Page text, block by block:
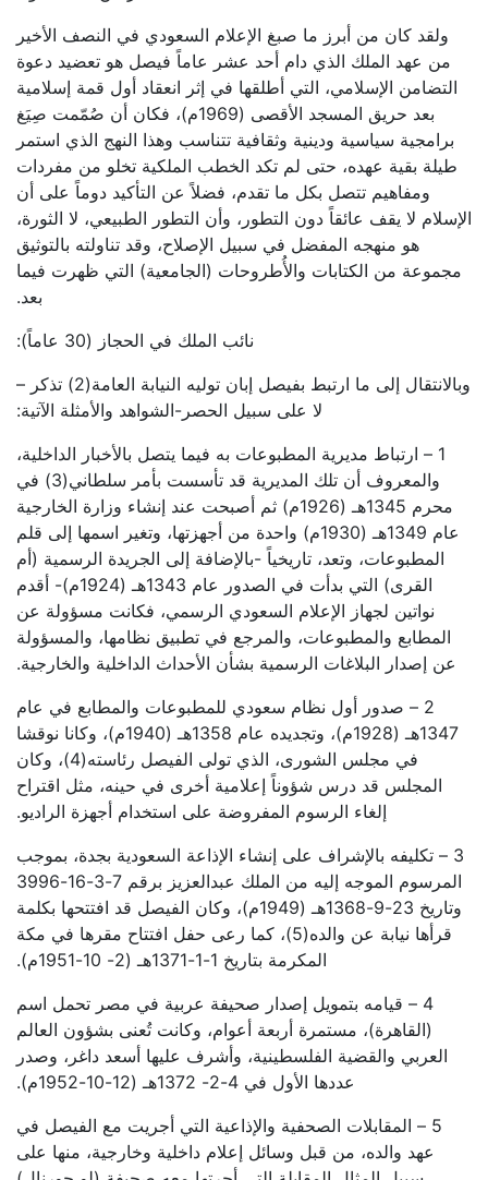
ولقد كان من أبرز ما صبغ الإعلام السعودي في النصف الأخير
من عهد الملك الذي دام أحد عشر عاماً فيصل هو تعضيد دعوة
التضامن الإسلامي، التي أطلقها في إثر انعقاد أول قمة إسلامية
بعد حريق المسجد الأقصى (1969م)، فكان أن صُمّمت صِيَغ
برامجية سياسية ودينية وثقافية تتناسب وهذا النهج الذي استمر
طيلة بقية عهده، حتى لم تكد الخطب الملكية تخلو من مفردات
ومفاهيم تتصل بكل ما تقدم، فضلاً عن التأكيد دوماً على أن
الإسلام لا يقف عائقاً دون التطور، وأن التطور الطبيعي، لا الثورة،
هو منهجه المفضل في سبيل الإصلاح، وقد تناولته بالتوثيق
مجموعة من الكتابات والأُطروحات (الجامعية) التي ظهرت فيما
بعد.
نائب الملك في الحجاز (30 عاماً):
وبالانتقال إلى ما ارتبط بفيصل إبان توليه النيابة العامة(2) تذكر –
لا على سبيل الحصر-الشواهد والأمثلة الآتية:
1 – ارتباط مديرية المطبوعات به فيما يتصل بالأخبار الداخلية،
والمعروف أن تلك المديرية قد تأسست بأمر سلطاني(3) في
محرم 1345هـ (1926م) ثم أصبحت عند إنشاء وزارة الخارجية
عام 1349هـ (1930م) واحدة من أجهزتها، وتغير اسمها إلى قلم
المطبوعات، وتعد، تاريخياً -بالإضافة إلى الجريدة الرسمية (أم
القرى) التي بدأت في الصدور عام 1343هـ (1924م)- أقدم
نواتين لجهاز الإعلام السعودي الرسمي، فكانت مسؤولة عن
المطابع والمطبوعات، والمرجع في تطبيق نظامها، والمسؤولة
عن إصدار البلاغات الرسمية بشأن الأحداث الداخلية والخارجية.
2 – صدور أول نظام سعودي للمطبوعات والمطابع في عام
1347هـ (1928م)، وتجديده عام 1358هـ (1940م)، وكانا نوقشا
في مجلس الشورى، الذي تولى الفيصل رئاسته(4)، وكان
المجلس قد درس شؤوناً إعلامية أخرى في حينه، مثل اقتراح
إلغاء الرسوم المفروضة على استخدام أجهزة الراديو.
3 – تكليفه بالإشراف على إنشاء الإذاعة السعودية بجدة، بموجب
المرسوم الموجه إليه من الملك عبدالعزيز برقم 7-3-16-3996
وتاريخ 23-9-1368هـ (1949م)، وكان الفيصل قد افتتحها بكلمة
قرأها نيابة عن والده(5)، كما رعى حفل افتتاح مقرها في مكة
المكرمة بتاريخ 1-1-1371هـ (2- 10-1951م).
4 – قيامه بتمويل إصدار صحيفة عربية في مصر تحمل اسم
(القاهرة)، مستمرة أربعة أعوام، وكانت تُعنى بشؤون العالم
العربي والقضية الفلسطينية، وأشرف عليها أسعد داغر، وصدر
عددها الأول في 4-2- 1372هـ (12-10-1952م).
5 – المقابلات الصحفية والإذاعية التي أجريت مع الفيصل في
عهد والده، من قبل وسائل إعلام داخلية وخارجية، منها على